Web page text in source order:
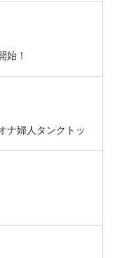
始！
ナ婦人タンクトッ